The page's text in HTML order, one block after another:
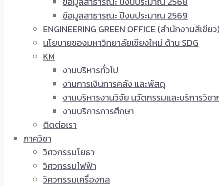
ข้อมูลสาธารณะ ปีงบประมาณ 2569
ENGINEERING GREEN OFFICE (สำนักงานสีเขีย
นโยบายของมหาวิทยาลัยเชียงใหม่ ด้าน SDG
KM
งานบริหารทั่วไป
งานการเงินการคลัง และพัสดุ
งานบริหารงานวิจัย นวัตกรรมและบริการวิชา
งานบริการการศึกษา
ติดต่อเรา
ภาควิชา
วิศวกรรมโยธา
วิศวกรรมไฟฟ้า
วิศวกรรมเครื่องกล